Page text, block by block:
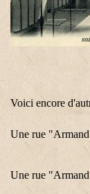
Voici encore
Une rue
Une rue